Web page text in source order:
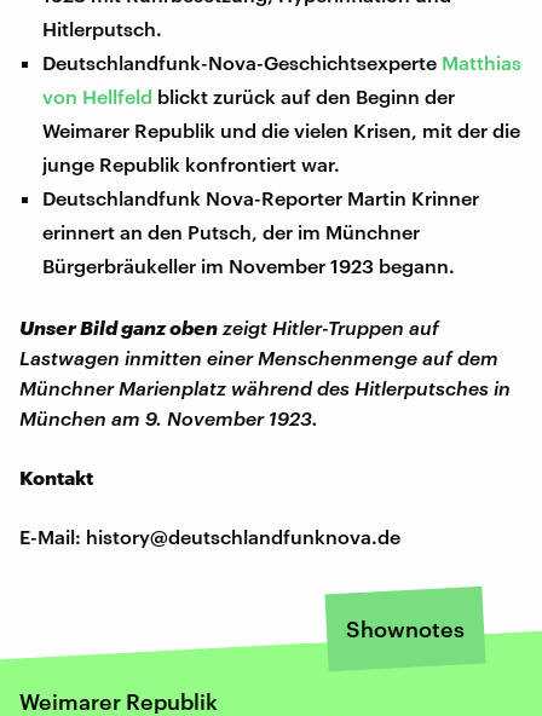
Hitlerputsch.
Deutschlandfunk-Nova-Geschichtsexperte Matthias
von Hellfeld blickt zurück auf den Beginn der
Weimarer Republik und die vielen Krisen, mit der die
junge Republik konfrontiert war.
Deutschlandfunk Nova-Reporter Martin Krinner
erinnert an den Putsch, der im Münchner
Bürgerbräukeller im November 1923 begann.
UnserBild ganz oben zeigt Hitler-Truppen auf
Lastwagen inmitten einer Menschenmenge auf dem
Münchner Marienplatz während des Hitlerputsches in
München am 9. November 1923.
Kontakt
E-Mail: history@deutschlandfunknova.de
Shownotes
Weimarer Republik